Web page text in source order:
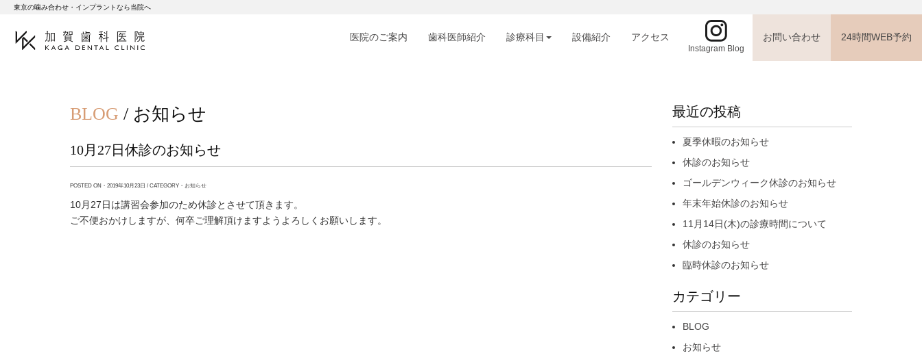
東京の噛み合わせ・インプラントなら当院へ
医院のご案内 歯科医師紹介 診療科目 設備紹介 アクセス
Instagram Blog
お問い合わせ 24時間WEB予約
10月27日休診のお知らせ
BLOG / お知らせ
10月27日休診のお知らせ
POSTED ON・2019年10月23日 / CATEGORY・ お知らせ
10月27日は講習会参加のため休診とさせて頂きます。
ご不便おかけしますが、何卒ご理解頂けますようよろしくお願いします。
最近の投稿
夏季休暇のお知らせ
休診のお知らせ
ゴールデンウィーク休診のお知らせ
年末年始休診のお知らせ
11月14日(木)の診療時間について
休診のお知らせ
臨時休診のお知らせ
カテゴリー
BLOG
お知らせ